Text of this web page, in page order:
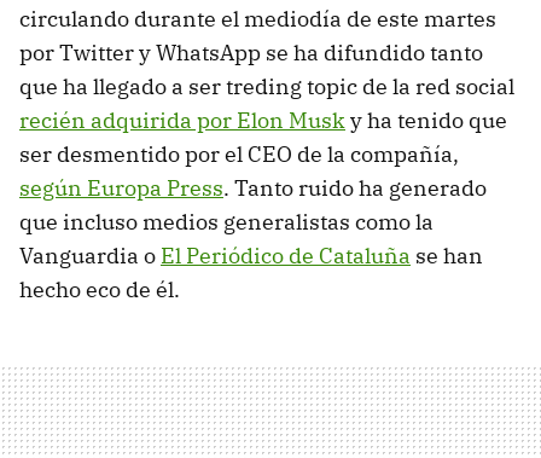
circulando durante el mediodía de este martes
por Twitter y WhatsApp se ha difundido tanto
que ha llegado a ser treding topic de la red social
recién adquirida por Elon Musky ha tenido que
ser desmentido por el CEO de la compañía,
según Europa Press. Tanto ruido ha generado
que incluso medios generalistas como la
Vanguardia o El Periódico de Cataluña se han
hecho eco de él.